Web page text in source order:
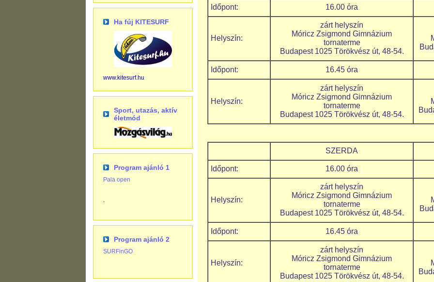
Ha fúj KITESURF
www.kitesurf.hu
Sport, utazás, aktív
életmód
Program ajánló 1
Pala open
.
Program ajánló 2
SURFinGO
Időpont: 16.00 óra
Helyszín:
zárt helyszín
Móricz Zsigmond Gimnázium
tornaterme
Budapest 1025 Törökvész út, 48-54.
Időpont: 16.45 óra
Helyszín:
zárt helyszín
Móricz Zsigmond Gimnázium
tornaterme
Budapest 1025 Törökvész út, 48-54.
SZERDA
Időpont: 16.00 óra
Helyszín:
zárt helyszín
Móricz Zsigmond Gimnázium
tornaterme
Budapest 1025 Törökvész út, 48-54.
Időpont: 16.45 óra
Helyszín:
zárt helyszín
Móricz Zsigmond Gimnázium
tornaterme
Budapest 1025 Törökvész út, 48-54.